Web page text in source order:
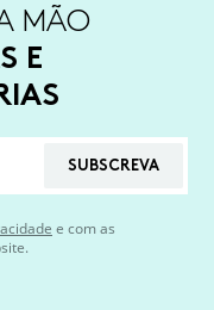
MÃO
E
SUBSCREVA
e com as